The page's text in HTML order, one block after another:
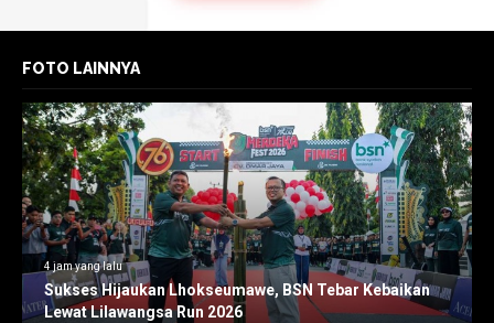
FOTO LAINNYA
4 jam yang lalu
Sukses Hijaukan Lhokseumawe, BSN Tebar Kebaikan
Lewat Lilawangsa Run 2026